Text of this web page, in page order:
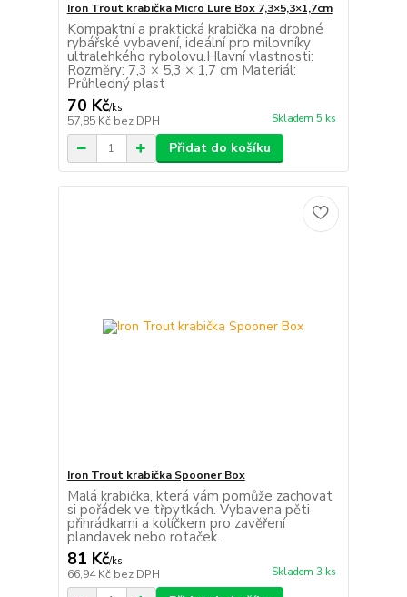
Iron Trout krabička Micro Lure Box 7,3×5,3×1,7cm
Kompaktní a praktická krabička na drobné
rybářské vybavení, ideální pro milovníky
ultralehkého rybolovu.​ Hlavní vlastnosti:
Rozměry: 7,3 × 5,3 × 1,7 cm Materiál:
Průhledný plast
70 Kč/ks
57,85 Kč bez DPH Skladem 5 ks
Přidat do košíku
Iron Trout krabička Spooner Box
Malá krabička, která vám pomůže zachovat
si pořádek ve třpytkách. Vybavena pěti
přihrádkami a kolíčkem pro zavěření
plandavek nebo rotaček.
81 Kč/ks
66,94 Kč bez DPH Skladem 3 ks